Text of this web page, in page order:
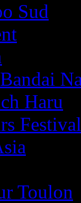
Sud
Haru
Festival
Toulon